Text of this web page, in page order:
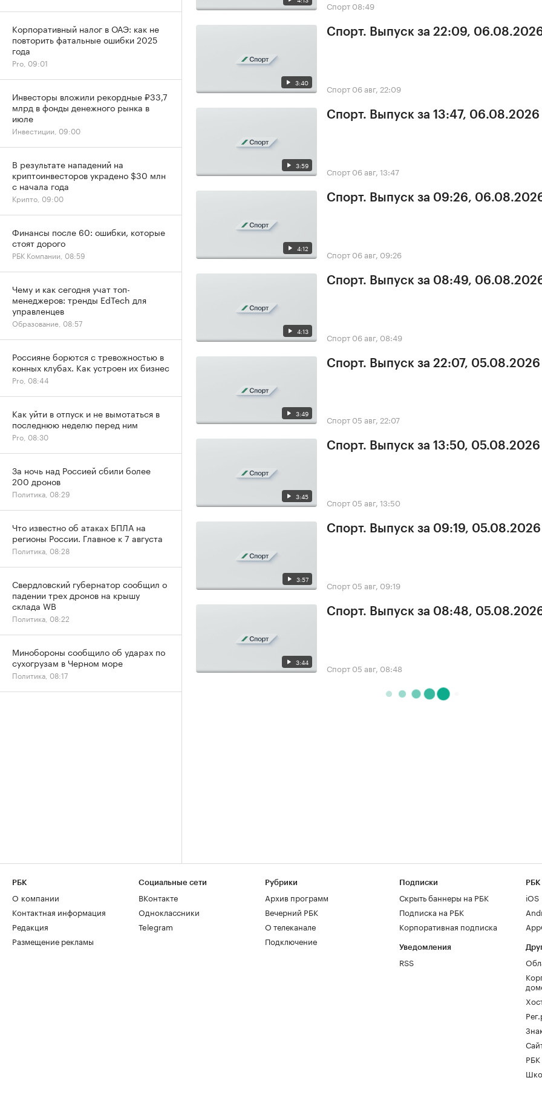
Спорт 08:49
3:40
Спорт. Выпуск за 22:09,
Спорт 06 авг, 22:09
3:59
Спорт. Выпуск за 13:47, 06.08.2026
Спорт 06 авг, 13:47
4:12
Спорт. Выпуск за 09:26,
Спорт 06 авг, 09:26
4:13
Спорт. Выпуск за 08:49,
Спорт 06 авг, 08:49
3:49
Спорт. Выпуск за 22:07, 05.08.2026
Спорт 05 авг, 22:07
3:45
Спорт. Выпуск за 13:50, 05.08.2026
Спорт 05 авг, 13:50
3:57
Спорт. Выпуск за 09:19, 05.08.2026
Спорт 05 авг, 09:19
3:44
Спорт. Выпуск за 08:48,
Спорт 05 авг, 08:48
Корпоративный налог в ОАЭ: как не
повторить фатальные ошибки 2025
года
Pro, 09:01
Инвесторы вложили рекордные ₽33,7
млрд в фонды денежного рынка в
июле
Инвестиции, 09:00
В результате нападений на
криптоинвесторов украдено $30 млн
с начала года
Крипто, 09:00
Финансы после 60: ошибки, которые
стоят дорого
РБК Компании, 08:59
Чему и как сегодня учат топ-
менеджеров: тренды EdTech для
управленцев
Образование, 08:57
Россияне борются с тревожностью в
конных клубах. Как устроен их бизнес
Pro, 08:44
Как уйти в отпуск и не вымотаться в
последнюю неделю перед ним
Pro, 08:30
За ночь над Россией сбили более
200 дронов
Политика, 08:29
Что известно об атаках БПЛА на
регионы России. Главное к 7 августа
Политика, 08:28
Свердловский губернатор сообщил о
падении трех дронов на крышу
склада WB
Политика, 08:22
Минобороны сообщило об ударах по
сухогрузам в Черном море
Политика, 08:17
РБК
О компании
Контактная информация
Редакция
Размещение рекламы
Социальные сети
ВКонтакте
Одноклассники
Telegram
Рубрики
Архив программ
Вечерний РБК
О телеканале
Подключение
Подписки
Скрыть баннеры на РБК
Подписка на РБК
Корпоративная подписка
Уведомления
RSS
РБК
iOS